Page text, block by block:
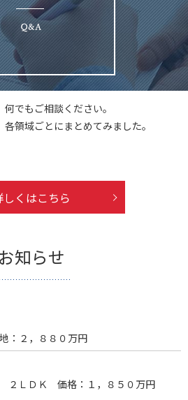
でもご相談ください。
各領域ごとにまとめてみました。
しくはこちら
お知らせ
：２，８８０万円
２ＬＤＫ 価格：１，８５０万円